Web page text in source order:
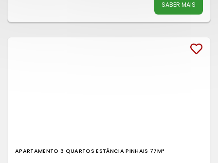
SABER MAIS
APARTAMENTO 3 QUARTOS ESTÂNCIA PINHAIS 77M²